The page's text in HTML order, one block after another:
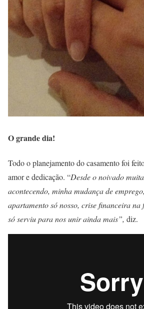
O grande dia!
Todo o planejamento do casamento foi
amor e dedicação. “Desde o noivado
acontecendo, minha mudança de
apartamento só nosso, crise financeira
só serviu para nos unir ainda mais”, diz.